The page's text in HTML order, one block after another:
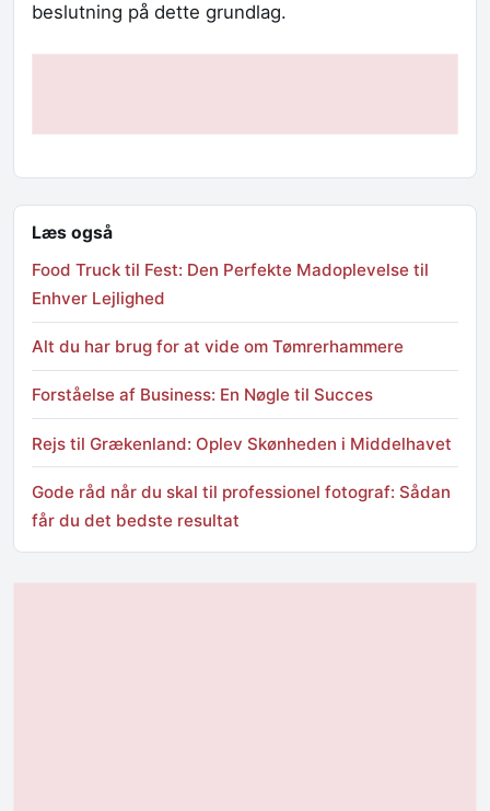
beslutning på dette grundlag.
Læs også
Food Truck til Fest: Den Perfekte Madoplevelse til
Enhver Lejlighed
Alt du har brug for at vide om Tømrerhammere
Forståelse af Business: En Nøgle til Succes
Rejs til Grækenland: Oplev Skønheden i Middelhavet
Gode råd når du skal til professionel fotograf: Sådan
får du det bedste resultat